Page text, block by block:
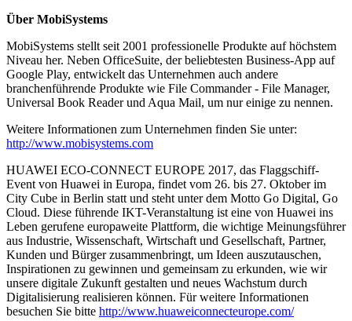
Über MobiSystems
MobiSystems stellt seit 2001 professionelle Produkte auf höchstem
Niveau her. Neben OfficeSuite, der beliebtesten Business-App auf
Google Play, entwickelt das Unternehmen auch andere
branchenführende Produkte wie File Commander - File Manager,
Universal Book Reader und Aqua Mail, um nur einige zu nennen.
Weitere Informationen zum Unternehmen finden Sie unter:
http://www.mobisystems.com
HUAWEI ECO-CONNECT EUROPE 2017, das Flaggschiff-
Event von Huawei in Europa, findet vom 26. bis 27. Oktober im
City Cube in Berlin statt und steht unter dem Motto Go Digital, Go
Cloud. Diese führende IKT-Veranstaltung ist eine von Huawei ins
Leben gerufene europaweite Plattform, die wichtige Meinungsführer
aus Industrie, Wissenschaft, Wirtschaft und Gesellschaft, Partner,
Kunden und Bürger zusammenbringt, um Ideen auszutauschen,
Inspirationen zu gewinnen und gemeinsam zu erkunden, wie wir
unsere digitale Zukunft gestalten und neues Wachstum durch
Digitalisierung realisieren können. Für weitere Informationen
besuchen Sie bitte http://www.huaweiconnecteurope.com/